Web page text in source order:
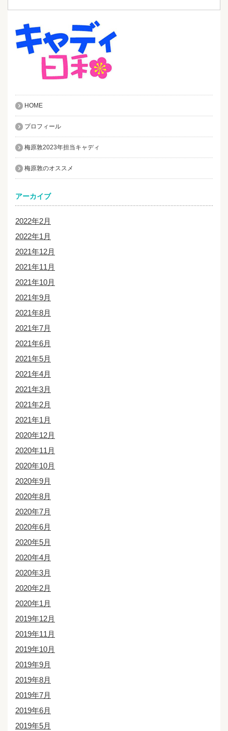
HOME
プロフィール
梅原敦2023年担当キャディ
梅原敦のオススメ
アーカイブ
2022年2月
2022年1月
2021年12月
2021年11月
2021年10月
2021年9月
2021年8月
2021年7月
2021年6月
2021年5月
2021年4月
2021年3月
2021年2月
2021年1月
2020年12月
2020年11月
2020年10月
2020年9月
2020年8月
2020年7月
2020年6月
2020年5月
2020年4月
2020年3月
2020年2月
2020年1月
2019年12月
2019年11月
2019年10月
2019年9月
2019年8月
2019年7月
2019年6月
2019年5月